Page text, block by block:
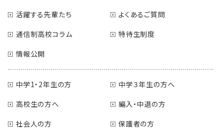
活躍する先輩たち
よくあるご質問
通信制高校コラム
特待生制度
情報公開
中学1・2年生の方
中学３年生の方へ
高校生の方へ
編入・中退の方
社会人の方
保護者の方